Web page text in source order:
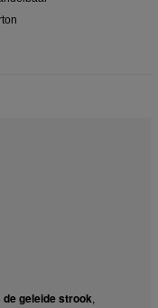
geleide strook,